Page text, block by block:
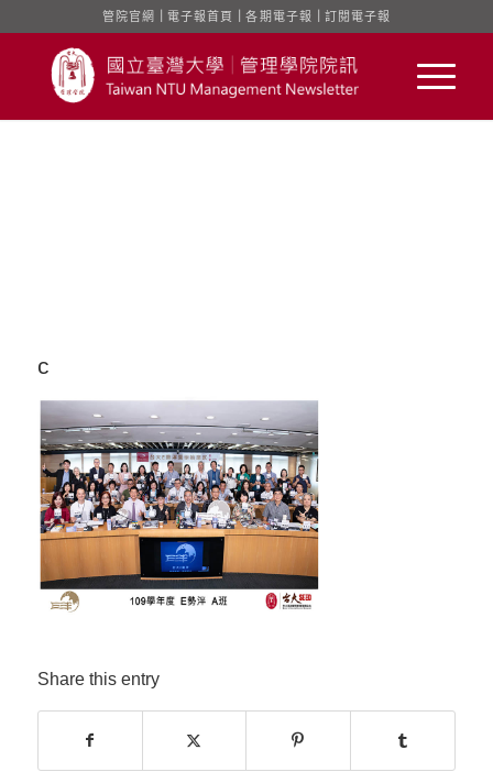
管院官網 電子報首頁 ｜各期電子報 訂閱電子報
c
Share this entry